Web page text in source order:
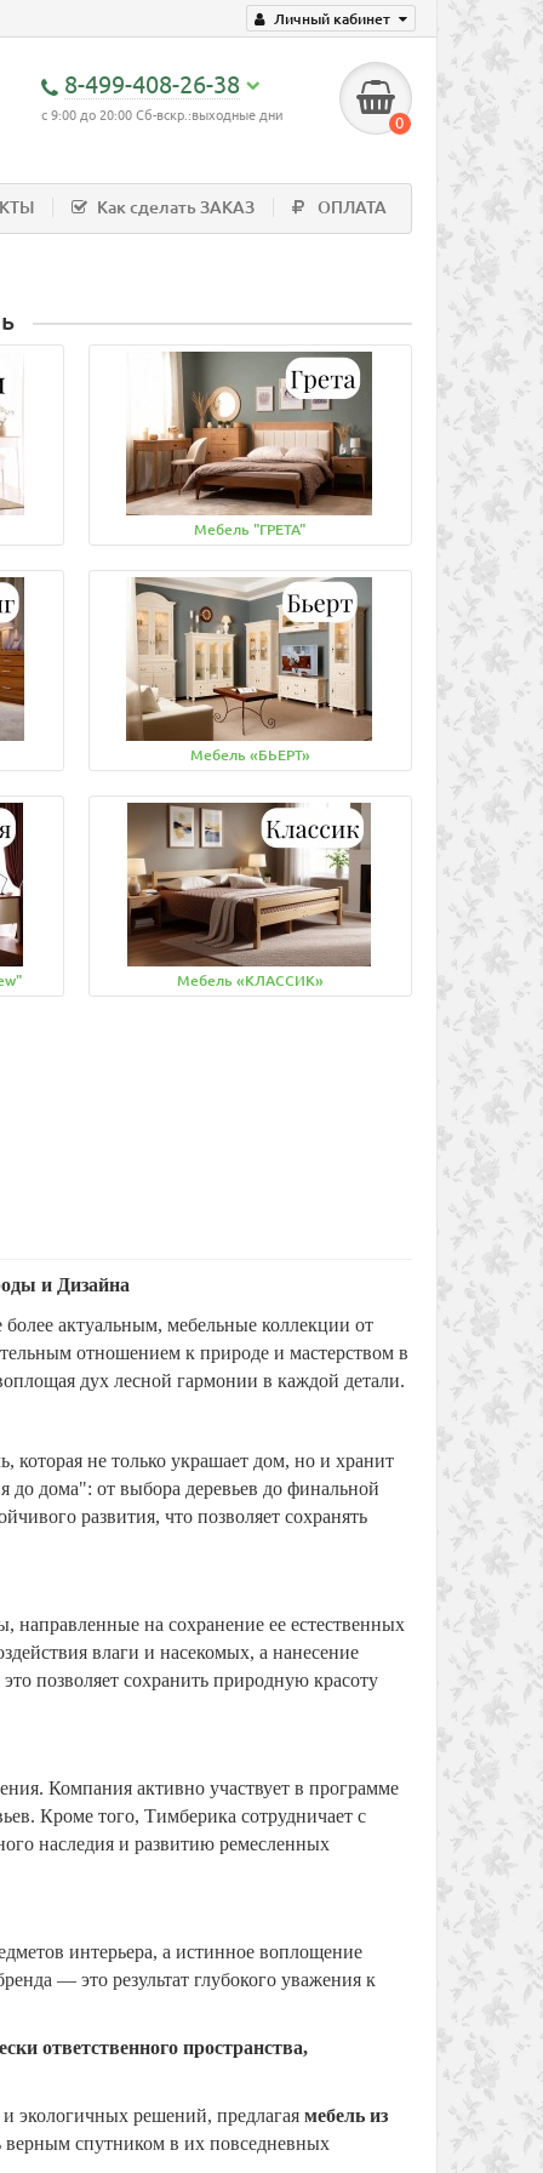
Личный кабинет
8-499-408-26-38
с 9:00 до 20:00 Сб-вскр.:выходные дни 0
Как сделать ЗАКАЗ ОПЛАТА
Антресоль Тимберика Кидс
№3
1700 х 320 х 360
В корзину Быстрый заказ
Хит продаж!
Скидка: -18%
Буфет
1100 х 445
81 324
Прованс №23 90х190/200
48 300 р. 38 300 р.
Скидка: -23%
Кровать
43 975
Мебель "ГРЕТА"
Мебель «БЬEРТ»
Мебель «КЛАССИК»
и Дизайнa
более актуальным, мебельные коллекции от
отношением к природе и мастерством в
дух лесной гармонии в каждой детали.
которая не только украшает дом, но и хранит
дома": от выбора деревьев до финальной
развития, что позволяет сохранять
направленные на сохранение ее естественных
влаги и насекомых, а нанесение
позволяет сохранить природную красоту
Компания активно участвует в программе
Кроме того, Тимберика сотрудничает с
наследия и развитию ремесленных
интерьера, а истинное воплощение
— это результат глубокого уважения к
ответственного пространства,
экологичных решений, предлагая мебель из
верным спутником в их повседневных